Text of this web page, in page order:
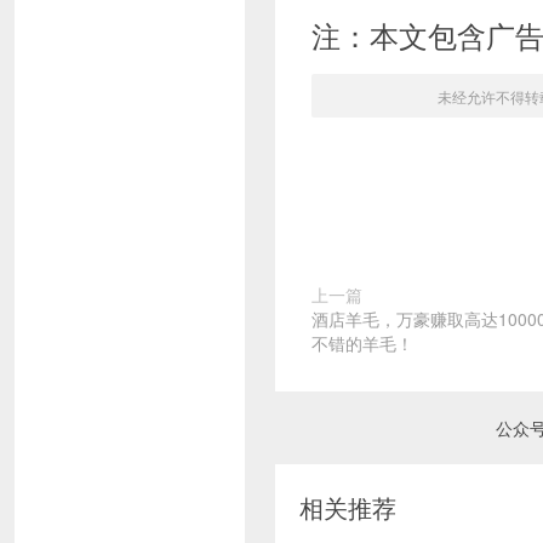
注：本文包含广
未经允许不得转
上一篇
酒店羊毛，万豪赚取高达
不错的羊毛！
公众
相关推荐